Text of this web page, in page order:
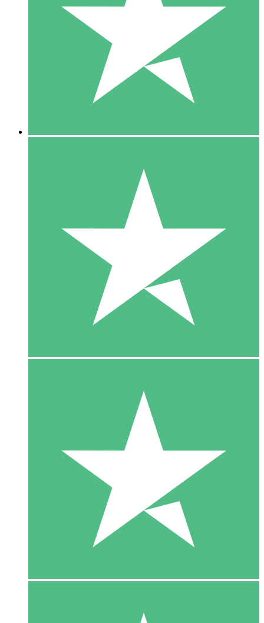
Betala per användning med nedladdningskrediter. Inget
1 Nedladdningar
10 00
10 Nedladdningar
20 00